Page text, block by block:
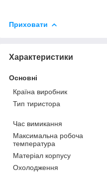
Приховати
Характеристики
Основні
Країна виробник
Тип тиристора
Час вимикання
Максимальна робоча
температура
Матеріал корпусу
Охолодження